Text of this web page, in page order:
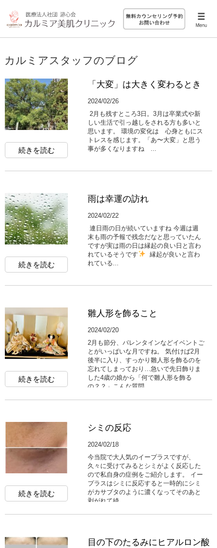
カルミアスタッフのブログ
続きを読む
「大変」は大きく変わるとき
2024/02/26
2月も残すところ3日。3月は卒業式や新
しい生活で引っ越しをされる方も多いと
思います。 環境の変化は 心身ともにス
トレスを感じます。「あ〜大変」と思う
事が多くなりますね ...
続きを読む
雨は幸運の訪れ
2024/02/22
連日雨の日が続いていますね 今週は週
末も雨の予報で残念だなと思っていたん
ですが実は雨の日は縁起の良い日と言わ
れているそうです
縁起が良いと言わ
れている...
続きを読む
雛人形を飾ること
2024/02/20
2月も節分、バレンタインなどイベントご
とがいっぱいな月ですね。 気付けば2月
後半に入り、すっかり雛人形を飾るのを
忘れてしまっており…急いで先日飾りま
した4歳の娘から「何で雛人形を飾る
の？？」こんな質問...
続きを読む
シミの反応
2024/02/18
今当院で大人気のイープラスですが、
久々に受けてみるとシミがよく反応した
ので私自身の症例をご紹介します。 イー
プラスはシミに反応すると一時的にシミ
がカサブタのように濃くなってそのあと
剥がれて綺...
目の下のたるみにヒアルロン酸